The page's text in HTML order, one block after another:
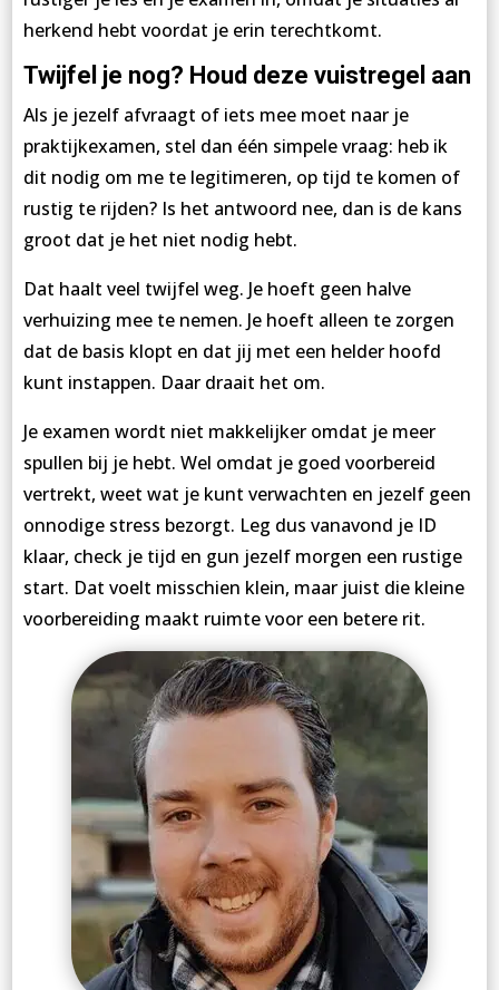
herkend hebt voordat je erin terechtkomt.
Twijfel je nog? Houd deze vuistregel aan
Als je jezelf afvraagt of iets mee moet naar je
praktijkexamen, stel dan één simpele vraag: heb ik
dit nodig om me te legitimeren, op tijd te komen of
rustig te rijden? Is het antwoord nee, dan is de kans
groot dat je het niet nodig hebt.
Dat haalt veel twijfel weg. Je hoeft geen halve
verhuizing mee te nemen. Je hoeft alleen te zorgen
dat de basis klopt en dat jij met een helder hoofd
kunt instappen. Daar draait het om.
Je examen wordt niet makkelijker omdat je meer
spullen bij je hebt. Wel omdat je goed voorbereid
vertrekt, weet wat je kunt verwachten en jezelf geen
onnodige stress bezorgt. Leg dus vanavond je ID
klaar, check je tijd en gun jezelf morgen een rustige
start. Dat voelt misschien klein, maar juist die kleine
voorbereiding maakt ruimte voor een betere rit.